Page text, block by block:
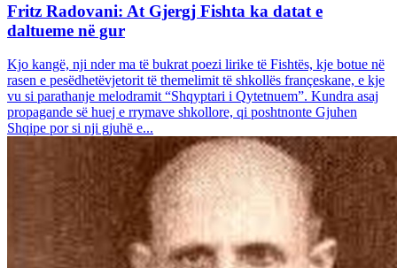
Fritz Radovani: At Gjergj Fishta ka datat e
daltueme në gur
Kjo kangë, nji nder ma të bukrat poezi lirike të Fishtës, kje botue në
rasen e pesëdhetëvjetorit të themelimit të shkollës françeskane, e kje
vu si parathanje melodramit “Shqyptari i Qytetnuem”. Kundra asaj
propagande së huej e rrymave shkollore, qi poshtnonte Gjuhen
Shqipe por si nji gjuhë e...